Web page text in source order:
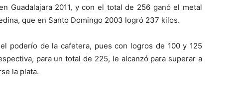
Guadalajara 2011, y con el total de 256 ganó el metal
que en Santo Domingo 2003 logró 237 kilos.
poderío de la cafetera, pues con logros de 100 y 125
para un total de 225, le alcanzó para superar a
la plata.